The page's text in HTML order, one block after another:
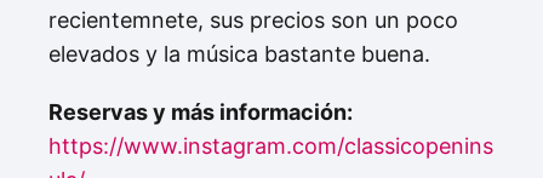
recientemnete, sus precios son un poco
elevados y la música bastante buena.
Reservas y más información:
https://www.instagram.com/classicopenins